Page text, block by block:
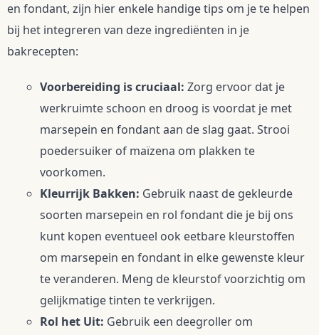
en fondant, zijn hier enkele handige tips om je te helpen
bij het integreren van deze ingrediënten in je
bakrecepten:
Voorbereiding is cruciaal: Zorg ervoor dat je
werkruimte schoon en droog is voordat je met
marsepein en fondant aan de slag gaat. Strooi
poedersuiker of maïzena om plakken te
voorkomen.
Kleurrijk Bakken: Gebruik naast de gekleurde
soorten marsepein en rol fondant die je bij ons
kunt kopen eventueel ook eetbare kleurstoffen
om marsepein en fondant in elke gewenste kleur
te veranderen. Meng de kleurstof voorzichtig om
gelijkmatige tinten te verkrijgen.
Rol het Uit: Gebruik een deegroller om